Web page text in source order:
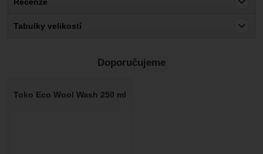
Nebyla přidána žádná recenze.
Tabulky velikostí
Doporučujeme
Toko Eco Wool Wash 250 ml